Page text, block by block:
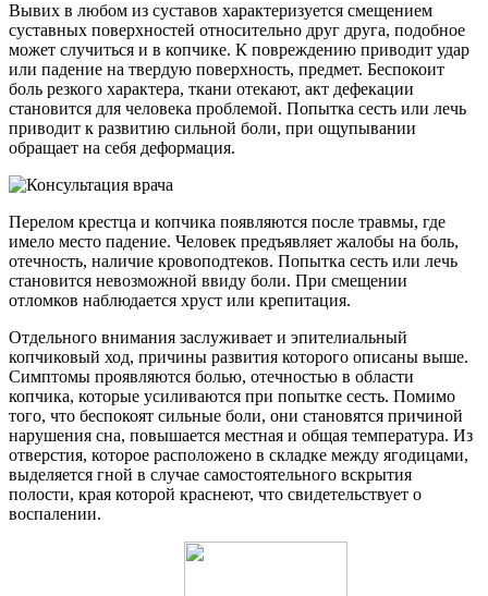
Вывих в любом из суставов характеризуется смещением
суставных поверхностей относительно друг друга, подобное
может случиться и в копчике. К повреждению приводит удар
или падение на твердую поверхность, предмет. Беспокоит
боль резкого характера, ткани отекают, акт дефекации
становится для человека проблемой. Попытка сесть или лечь
приводит к развитию сильной боли, при ощупывании
обращает на себя деформация.
Перелом крестца и копчика появляются после травмы, где
имело место падение. Человек предъявляет жалобы на боль,
отечность, наличие кровоподтеков. Попытка сесть или лечь
становится невозможной ввиду боли. При смещении
отломков наблюдается хруст или крепитация.
Отдельного внимания заслуживает и эпителиальный
копчиковый ход, причины развития которого описаны выше.
Симптомы проявляются болью, отечностью в области
копчика, которые усиливаются при попытке сесть. Помимо
того, что беспокоят сильные боли, они становятся причиной
нарушения сна, повышается местная и общая температура. Из
отверстия, которое расположено в складке между ягодицами,
выделяется гной в случае самостоятельного вскрытия
полости, края которой краснеют, что свидетельствует о
воспалении.